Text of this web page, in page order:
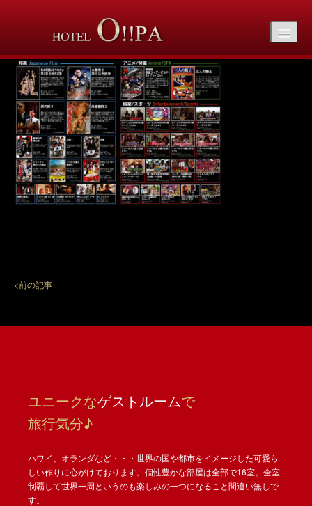
opa_maxi_02
<前の記事
ユニークなゲストルームで
旅行気分♪
ハワイ、オランダなど・・・世界の国や都市をイメージした可愛ら
しい作りに心がけております。個性豊かな部屋は全部で16室。全室
制覇して世界一周というのも楽しみの一つになること間違い無しで
す。